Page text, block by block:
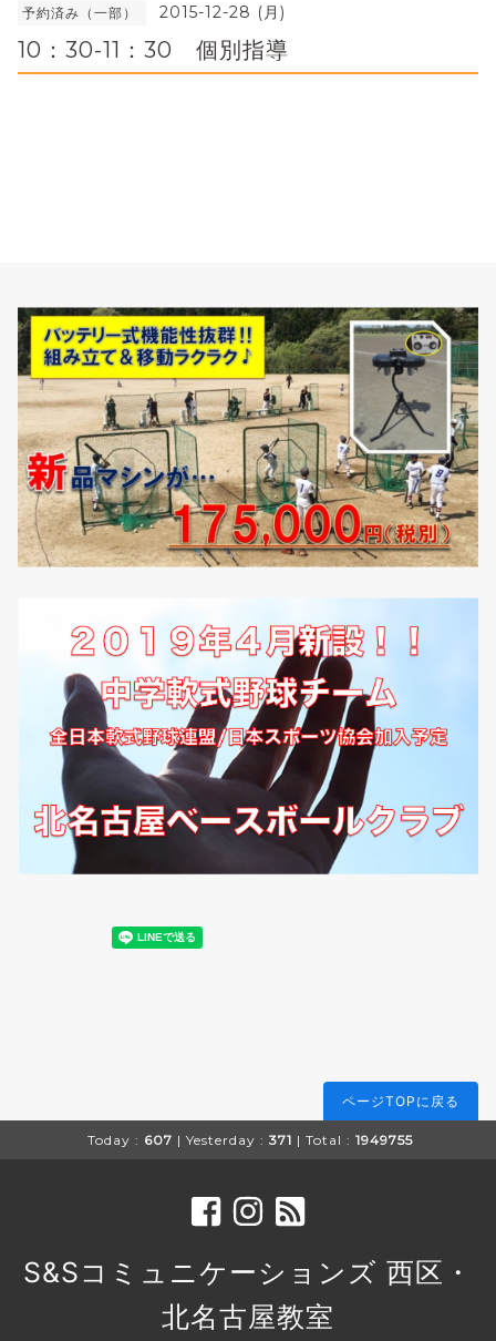
予約済み（一部） 2015-12-28 (月)
10：30-11：30 個別指導
ページTOPに戻る
Today : 607 | Yesterday : 371 | Total : 1949755
S&Sコミュニケーションズ 西区・
北名古屋教室